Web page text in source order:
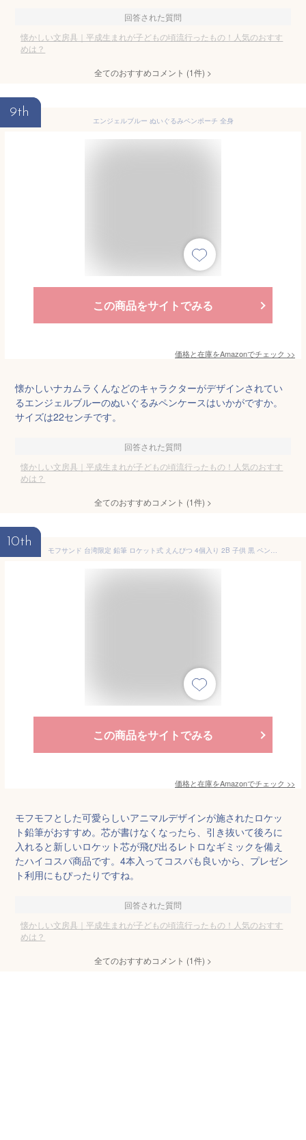
回答された質問
懐かしい文房具｜平成生まれが子どもの頃流行ったもの！人気のおすす
めは？
全てのおすすめコメント (1件) >
9th
エンジェルブルー ぬいぐるみペンポーチ 全身
この商品をサイトでみる
価格と在庫をAmazonでチェック >>
懐かしいナカムラくんなどのキャラクターがデザインされてい
るエンジェルブルーのぬいぐるみペンケースはいかがですか。
サイズは22センチです。
回答された質問
懐かしい文房具｜平成生まれが子どもの頃流行ったもの！人気のおすす
めは？
全てのおすすめコメント (1件) >
10th
モフサンド 台湾限定 鉛筆 ロケット式 えんぴつ 4個入り 2B 子供 黒 ペン 文具 小学生 学校 中学生 高校生 入学 (鉛筆4個入り(色はランダム))
この商品をサイトでみる
価格と在庫をAmazonでチェック >>
モフモフとした可愛らしいアニマルデザインが施されたロケッ
ト鉛筆がおすすめ。芯が書けなくなったら、引き抜いて後ろに
入れると新しいロケット芯が飛び出るレトロなギミックを備え
たハイコスパ商品です。4本入ってコスパも良いから、プレゼン
ト利用にもぴったりですね。
回答された質問
懐かしい文房具｜平成生まれが子どもの頃流行ったもの！人気のおすす
めは？
全てのおすすめコメント (1件) >